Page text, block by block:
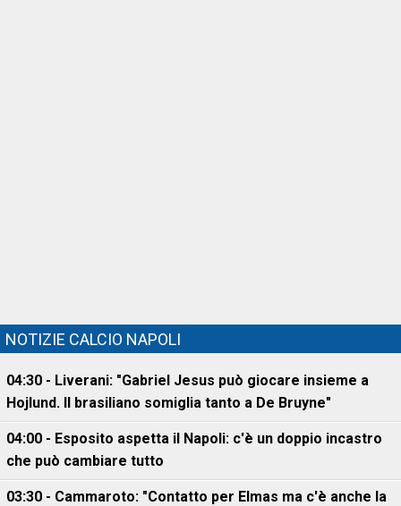
NOTIZIE CALCIO NAPOLI
04:30 - Liverani: "Gabriel Jesus può giocare insieme a
Hojlund. Il brasiliano somiglia tanto a De Bruyne"
04:00 - Esposito aspetta il Napoli: c'è un doppio incastro
che può cambiare tutto
03:30 - Cammaroto: "Contatto per Elmas ma c'è anche la